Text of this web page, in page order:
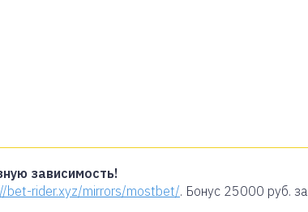
зависимость!
bet-rider.xyz/mirrors/mostbet/. Бонус 25000 руб. за